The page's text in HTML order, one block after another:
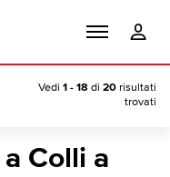
Vedi 1 - 18 di 20 risultati
trovati
Colli a